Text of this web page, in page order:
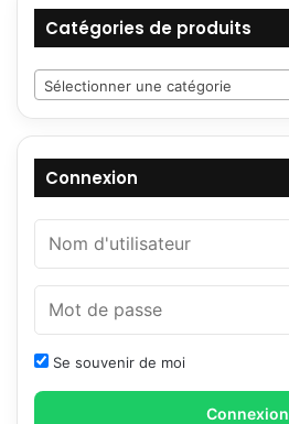
Catégories de produits
Sélectionner une catégorie
Connexion
Se souvenir de moi
Connexion